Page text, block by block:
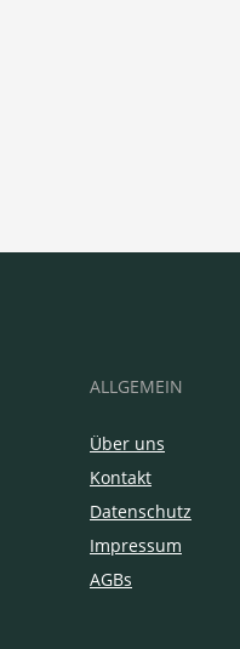
ALLGEMEIN
Über uns
Kontakt
Datenschutz
Impressum
AGBs